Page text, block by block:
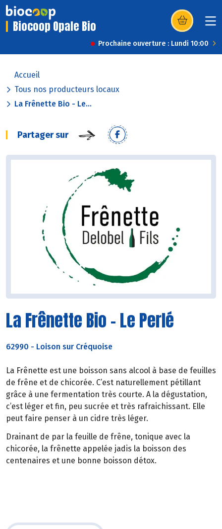
Biocoop Opale Bio (s’ouvre dans
Prochaine ouverture : Lundi 10:00
Accueil
Tous nos producteurs locaux
La Frênette Bio - Le...
Partager sur
La Frênette Bio - Le Perlé
62990 - Loison sur Créquoise
La Frênette est une boisson sans alcool à base de feuilles
de frêne et de chicorée. C’est naturellement pétillant
grâce à une fermentation très courte. A la dégustation,
c’est léger et fin, peu sucrée et très rafraichissant. Elle
peut faire penser à un cidre très léger.
Drainant de par la feuille de frêne, tonique avec la
chicorée, la frênette appelée jadis la boisson des
centenaires et une bonne boisson détox.